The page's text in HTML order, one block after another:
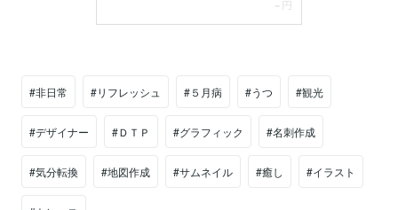
#非日常 #リフレッシュ #５月病 #うつ #観光
#デザイナー #ＤＴＰ #グラフィック #名刺作成
#気分転換 #地図作成 #サムネイル #癒し #イラスト